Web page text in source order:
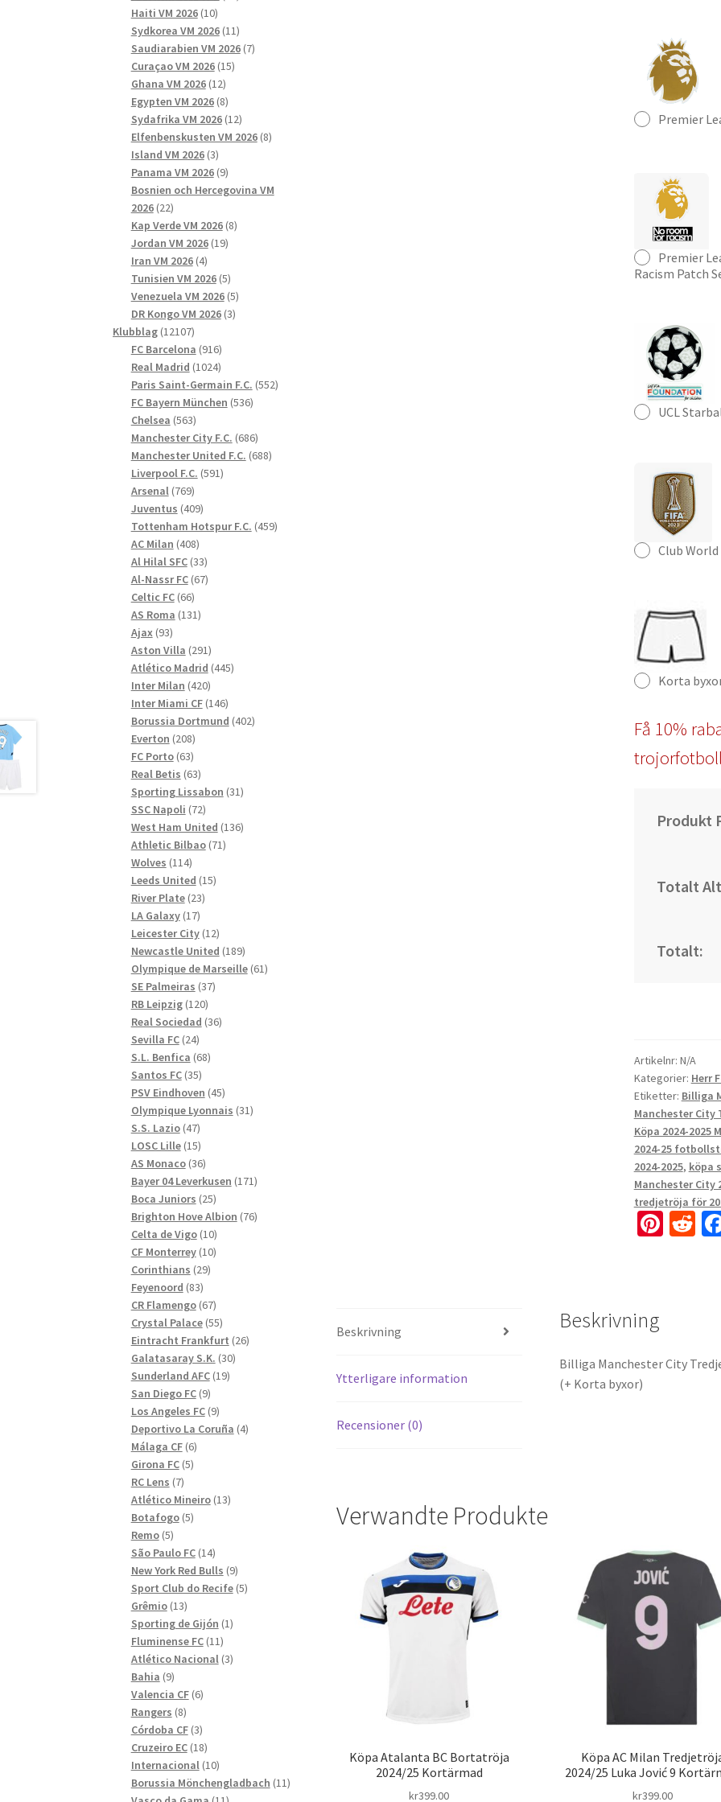
Premier
Premier
Racism Patch
UCL
Club World
Korta
Få 10%
Produkt
Totalt
Totalt:
Artikelnr: N/A
Kategorier: Herr
Etiketter: Billiga
Manchester City
Köpa 2024-2025
2024-25
2024-2025, köpa
Manchester City
tredjetröja för
Pi R
Beskrivning
Ytterligare information
Recensioner (0)
Beskrivning
Billiga Manchester City
(+ Korta byxor)
Verwandte Produkte
Köpa Atalanta BC Bortatröja
2024/25 Kortärmad
kr399.00
Köpa AC Milan
2024/25 Luka Jović 9
kr399.00
Haiti VM 2026 1010
produkter
Sydkorea VM 2026 1111
produkter
Saudiarabien VM 2026 77
Curaçao VM 2026 1515
Ghana VM 2026 1212
produkter
Egypten VM 2026 88
produkter
Sydafrika VM 2026 1212
produkter
Elfenbenskusten VM 2026 88
Island VM 2026 33
produkter
Panama VM 2026 99
produkter
Bosnien och Hercegovina VM
2026 2222
produkter
Kap Verde VM 2026 88
Jordan VM 2026 1919
Iran VM 2026 44
produkter
Tunisien VM 2026 55
produkter
Venezuela VM 2026 55
produkter
DR Kongo VM 2026 33
Klubblag 1210712107
produkter
FC Barcelona 916916
produkter
Real Madrid 10241024
produkter
Paris Saint-Germain F.C. 552552
FC Bayern München 536536
Chelsea 563563
produkter
Manchester City F.C. 686686
produkter
Manchester United F.C. 688688
Liverpool F.C. 591591
Arsenal 769769
produkter
Juventus 409409
produkter
Tottenham Hotspur F.C. 459459
AC Milan 408408
produkter
Al Hilal SFC 3333
produkter
Al-Nassr FC 6767
Celtic FC 6666
produkter
AS Roma 131131
Ajax 9393
produkter
Aston Villa 291291
produkter
Atlético Madrid 445445
Inter Milan 420420
produkter
Inter Miami CF 146146
produkter
Borussia Dortmund 402402
Everton 208208
produkter
FC Porto 6363
produkter
Real Betis 6363
produkter
Sporting Lissabon 3131
SSC Napoli 7272
produkter
West Ham United 136136
Athletic Bilbao 7171
Wolves 114114
produkter
Leeds United 1515
River Plate 2323
LA Galaxy 1717
produkter
Leicester City 1212
produkter
Newcastle United 189189
produkter
Olympique de Marseille 6161
SE Palmeiras 3737
RB Leipzig 120120
produkter
Real Sociedad 3636
Sevilla FC 2424
produkter
S.L. Benfica 6868
Santos FC 3535
produkter
PSV Eindhoven 4545
produkter
Olympique Lyonnais 3131
S.S. Lazio 4747
produkter
LOSC Lille 1515
produkter
AS Monaco 3636
produkter
Bayer 04 Leverkusen 171171
Boca Juniors 2525
produkter
Brighton Hove Albion 7676
Celta de Vigo 1010
produkter
CF Monterrey 1010
Corinthians 2929
Feyenoord 8383
produkter
CR Flamengo 6767
produkter
Crystal Palace 5555
produkter
Eintracht Frankfurt 2626
Galatasaray S.K. 3030
Sunderland AFC 1919
San Diego FC 99
produkter
Los Angeles FC 99
produkter
Deportivo La Coruña 44
Málaga CF 66
produkter
Girona FC 55
RC Lens 77
produkter
Atlético Mineiro 1313
Botafogo 55
Remo 55
produkter
São Paulo FC 1414
produkter
New York Red Bulls 99
produkter
Sport Club do Recife 55
Grêmio 1313
produkter
Sporting de Gijón 11
Fluminense FC 1111
produkter
Atlético Nacional 33
Bahia 99
produkter
Valencia CF 66
Rangers 88
produkter
Córdoba CF 33
produkter
Cruzeiro EC 1818
produkter
Internacional 1010
produkter
Borussia Mönchengladbach 1111